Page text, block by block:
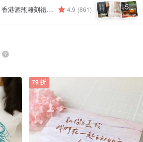
Design Your Own Wine 香港酒瓶雕刻禮品專門店 4.9 (861) +5
79 折